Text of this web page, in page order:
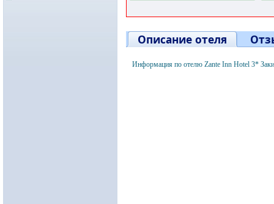
Описание отеля
Информация по отелю Zante Inn Hotel 3*